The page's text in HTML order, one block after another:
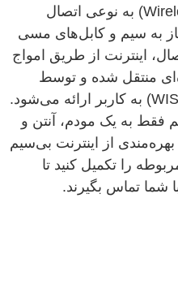
اینترنت وایرلس (Wireless Internet) به نوعی اتصال
به سیم و کابل‌های مسی
اینترنت از طریق امواج
منتقل شده و توسط
ارائه‌دهنده خدمات وایرلس (WISP) به کاربر ارائه می‌شود.
فقط به یک مودم، آنتن و
از اینترنت بی‌سیم
را تکمیل کنید تا
شما تماس بگیرند.